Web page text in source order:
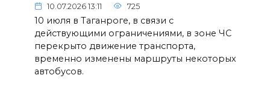
10.07.2026 13:11 725
10 июля в Таганроге, в связи с
действующими ограничениями, в зоне ЧС
перекрыто движение транспорта,
временно изменены маршруты некоторых
автобусов.